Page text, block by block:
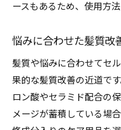
ースもあるため、使用方
悩みに合わせた髪質改
髪質や悩みに合わせてセ
果的な髪質改善の近道で
ロン酸やセラミド配合の
メージが蓄積している場